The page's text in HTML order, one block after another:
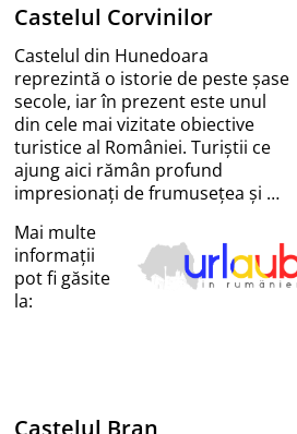
Castelul Corvinilor
Castelul din Hunedoara
reprezintă o istorie de peste șase
secole, iar în prezent este unul
din cele mai vizitate obiective
turistice al României. Turiștii ce
ajung aici rămân profund
impresionați de frumusețea și …
Mai multe
informații
pot fi găsite
la:
Castelul Bran